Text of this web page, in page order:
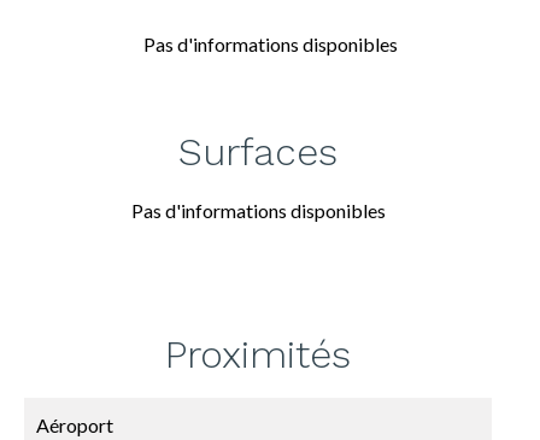
Pas d'informations disponibles
Surfaces
Pas d'informations disponibles
Proximités
Aéroport